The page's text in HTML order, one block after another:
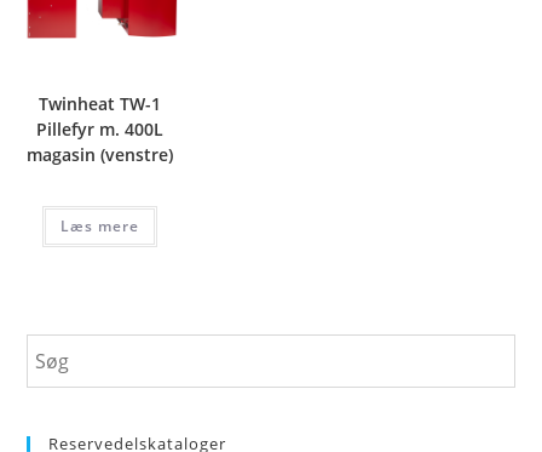
Twinheat TW-1
Pillefyr m. 400L
magasin (venstre)
Læs mere
Reservedelskataloger